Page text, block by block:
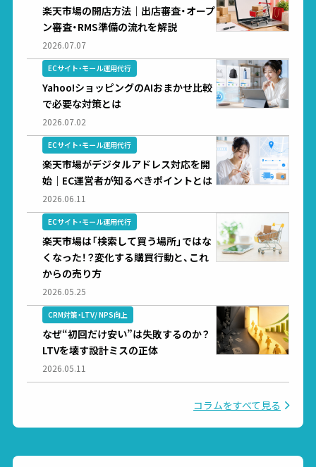
楽天市場の開店方法｜出店審査・オープ
ン審査・RMS準備の流れを解説
2026.07.07
ECサイト・モール運用代行
Yahoo!ショッピングのAIおまかせ比較
で必要な対策とは
2026.07.02
ECサイト・モール運用代行
楽天市場がデジタルアドレス対応を開
始｜EC運営者が知るべきポイントとは
2026.06.11
ECサイト・モール運用代行
楽天市場は「検索して買う場所」ではな
くなった！？変化する購買行動と、これ
からの売り方
2026.05.25
CRM対策・LTV/ NPS向上
なぜ“初回だけ安い”は失敗するのか？
LTVを壊す設計ミスの正体
2026.05.11
コラムをすべて見る